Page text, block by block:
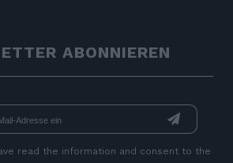
ABONNIEREN
read the information and consent to the